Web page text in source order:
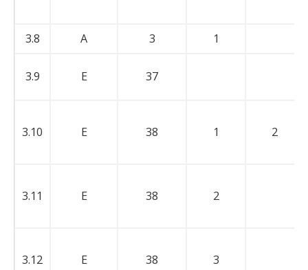
3.8 A 3 1
3.9 E 37
3.10 E 38 1 2
3.11 E 38 2
3.12 E 38 3